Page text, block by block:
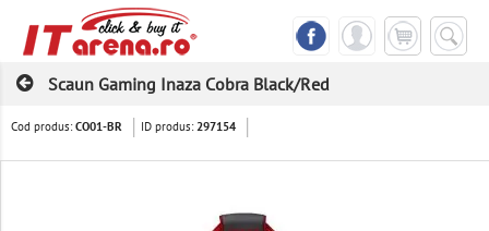
Scaun Gaming Inaza Cobra Black/Red
Cod produs:CO01-BR ID produs:297154